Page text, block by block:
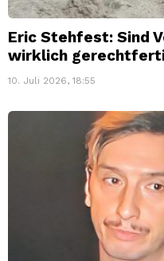
Eric Stehfest: Sind
wirklich
10. Juli 2026, 18:55